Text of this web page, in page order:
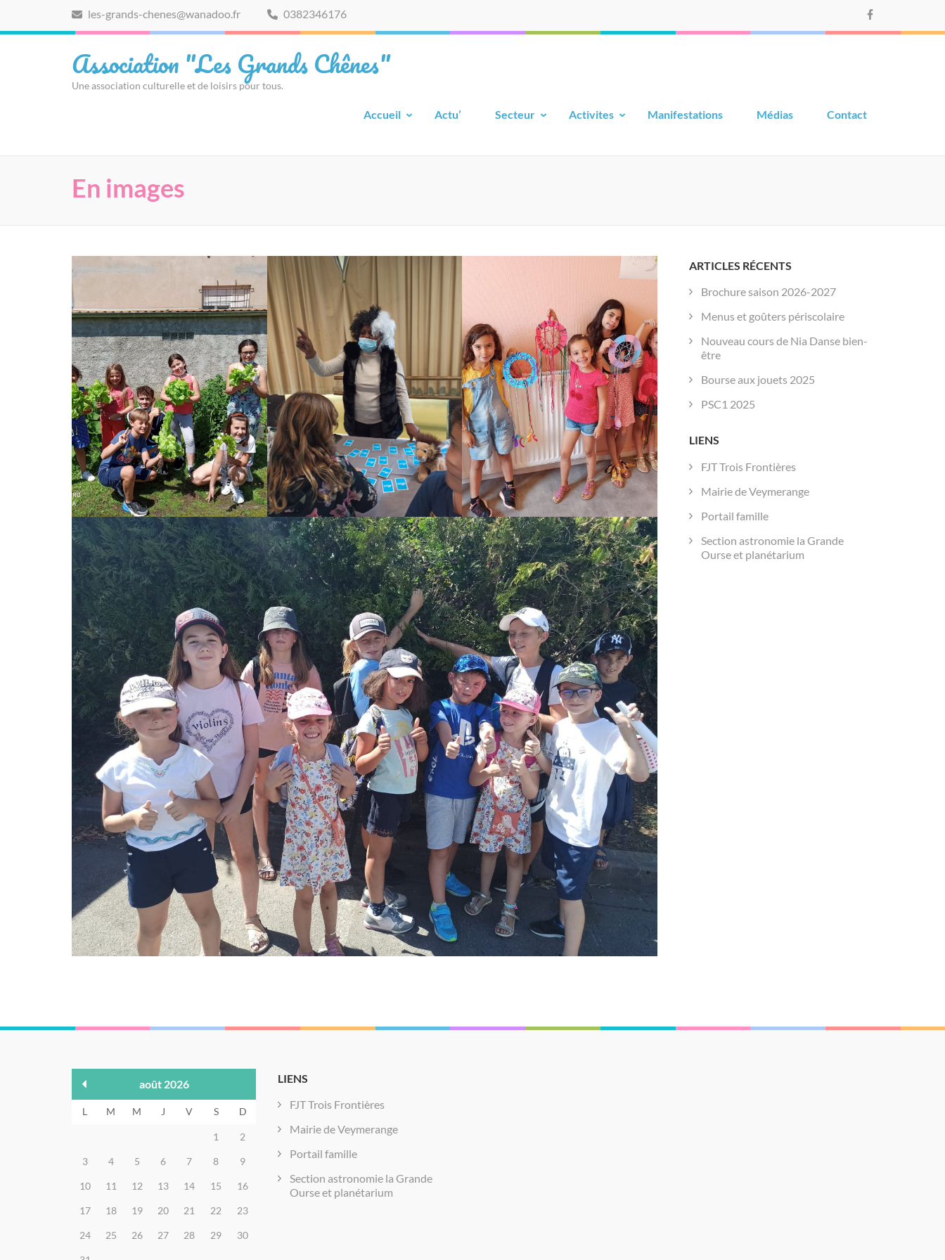
les-grands-chenes@wanadoo.fr 0382346176
Association "Les Grands Chênes"
Une association culturelle et de loisirs pour tous.
Accueil Actu’ Secteur Activites Manifestations Médias Contact
En images
ARTICLES RÉCENTS
Brochure saison 2026-2027
Menus et goûters périscolaire
Nouveau cours de Nia Danse bien-
être
Bourse aux jouets 2025
PSC1 2025
LIENS
FJT Trois Frontières
Mairie de Veymerange
Portail famille
Section astronomie la Grande
Ourse et planétarium
août 2026
L M M J V S D
1 2
3 4 5 6 7 8 9
10 11 12 13 14 15 16
17 18 19 20 21 22 23
24 25 26 27 28 29 30
LIENS
FJT Trois Frontières
Mairie de Veymerange
Portail famille
Section astronomie la Grande
Ourse et planétarium